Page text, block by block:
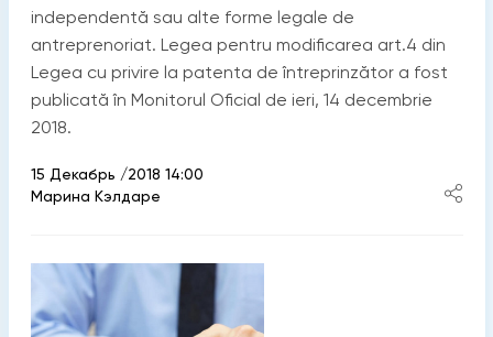
independentă sau alte forme legale de
antreprenoriat. Legea pentru modificarea art.4 din
Legea cu privire la patenta de întreprinzător a fost
publicată în Monitorul Oficial de ieri, 14 decembrie
2018.
15 Декабрь /2018 14:00
Марина Кэлдаре